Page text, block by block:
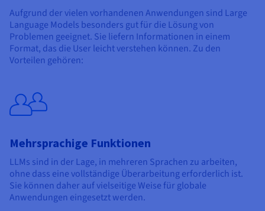
Aufgrund der vielen vorhandenen Anwendungen sind Large
Language Models besonders gut für die Lösung von
Problemen geeignet. Sie liefern Informationen in einem
Format, das die User leicht verstehen können. Zu den
Vorteilen gehören:
Mehrsprachige Funktionen
LLMs sind in der Lage, in mehreren Sprachen zu arbeiten,
ohne dass eine vollständige Überarbeitung erforderlich ist.
Sie können daher auf vielseitige Weise für globale
Anwendungen eingesetzt werden.